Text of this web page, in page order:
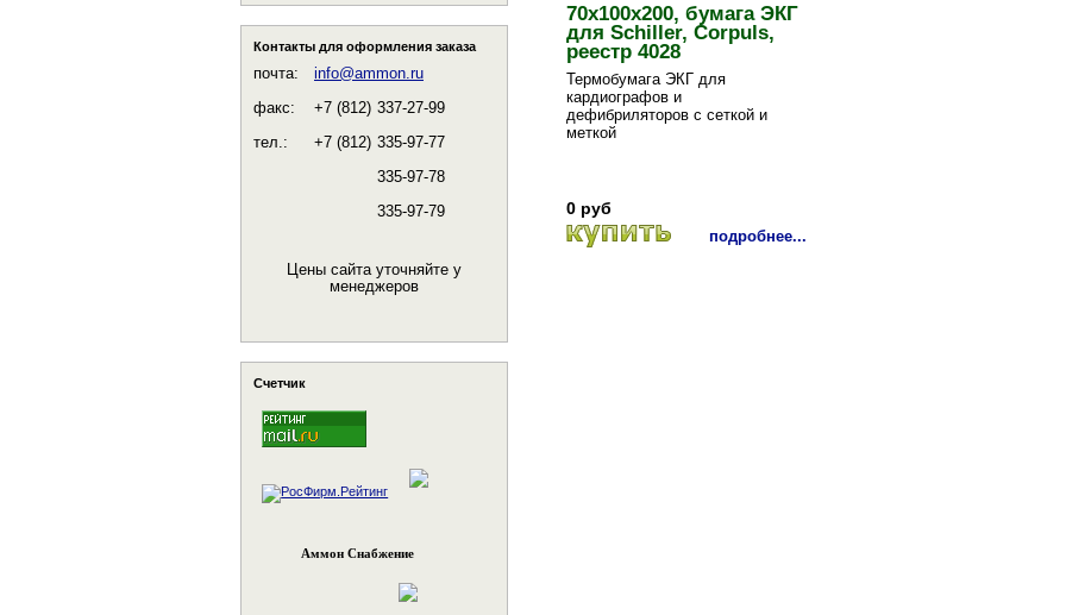
Контакты для оформления заказа
почта:
info@ammon.ru
факс:
+7 (812) 337-27-99
тел.:
+7 (812) 335-97-77
335-97-78
335-97-79
Цены сайта уточняйте у
менеджеров
Счетчик
Аммон Снабжение
70х100х200, бумага ЭКГ
для Schiller, Corpuls,
реестр 4028
Термобумага ЭКГ для
кардиографов и
дефибриляторов с сеткой и
меткой
0 руб
подробнее...